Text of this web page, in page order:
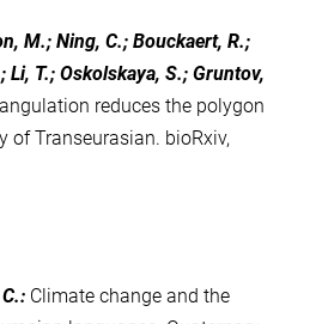
M.; Ning, C.; Bouckaert, R.;
Li, T.; Oskolskaya, S.; Gruntov,
reduces the polygon
of Transeurasian. bioRxiv,
: Climate change and the